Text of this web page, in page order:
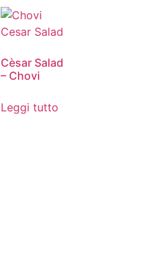
Cèsar Salad
– Chovi
Leggi tutto